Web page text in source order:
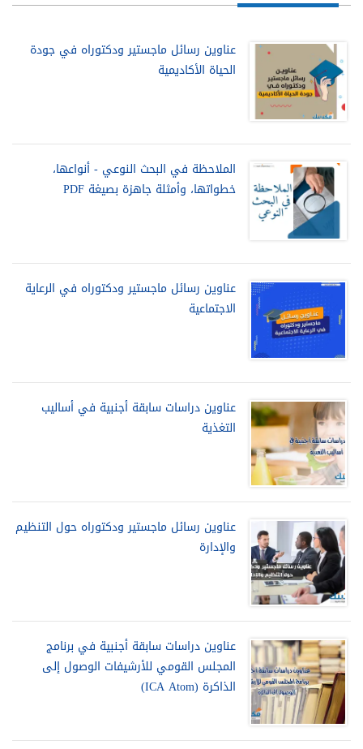
عناوين رسائل ماجستير ودكتوراه في جودة
الحياة الأكاديمية
الملاحظة في البحث النوعي - أنواعها،
خطواتها، وأمثلة جاهزة بصيغة PDF
عناوين رسائل ماجستير ودكتوراه في الرعاية
الاجتماعية
عناوين دراسات سابقة أجنبية في أساليب
التغذية
عناوين رسائل ماجستير ودكتوراه حول التنظيم
والإدارة
عناوين دراسات سابقة أجنبية في برنامج
المجلس القومي للأرشيفات الوصول إلى
الذاكرة (ICA Atom)